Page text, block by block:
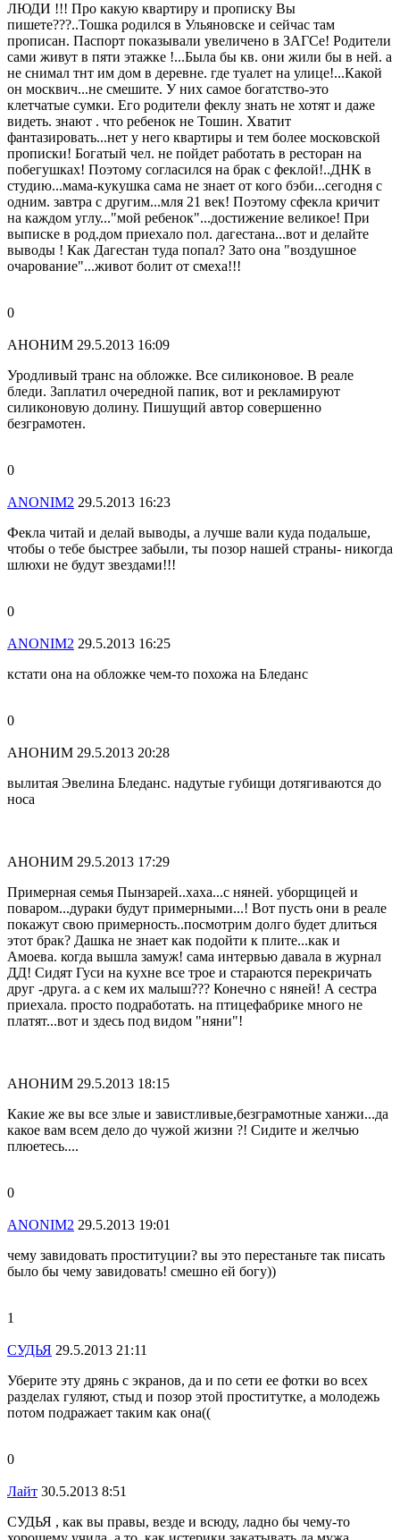
ЛЮДИ !!! Про какую квартиру и прописку Вы
пишете???..Тошка родился в Ульяновске и сейчас там
прописан. Паспорт показывали увеличено в ЗАГСе! Родители
сами живут в пяти этажке !...Была бы кв. они жили бы в ней. а
не снимал тнт им дом в деревне. где туалет на улице!...Какой
он москвич...не смешите. У них самое богатство-это
клетчатые сумки. Его родители феклу знать не хотят и даже
видеть. знают . что ребенок не Тошин. Хватит
фантазировать...нет у него квартиры и тем более московской
прописки! Богатый чел. не пойдет работать в ресторан на
побегушках! Поэтому согласился на брак с феклой!..ДНК в
студию...мама-кукушка сама не знает от кого бэби...сегодня с
одним. завтра с другим...мля 21 век! Поэтому сфекла кричит
на каждом углу..."мой ребенок"...достижение великое! При
выписке в род.дом приехало пол. дагестана...вот и делайте
выводы ! Как Дагестан туда попал? Зато она "воздушное
очарование"...живот болит от смеха!!!
0
АНОНИМ 29.5.2013 16:09
Уродливый транс на обложке. Все силиконовое. В реале
бледи. Заплатил очередной папик, вот и рекламируют
силиконовую долину. Пишущий автор совершенно
безграмотен.
0
ANONIM2 29.5.2013 16:23
Фекла читай и делай выводы, а лучше вали куда подальше,
чтобы о тебе быстрее забыли, ты позор нашей страны- никогда
шлюхи не будут звездами!!!
0
ANONIM2 29.5.2013 16:25
кстати она на обложке чем-то похожа на Бледанс
0
АНОНИМ 29.5.2013 20:28
вылитая Эвелина Бледанс. надутые губищи дотягиваются до
носа
АНОНИМ 29.5.2013 17:29
Примерная семья Пынзарей..хаха...с няней. уборщицей и
поваром...дураки будут примерными...! Вот пусть они в реале
покажут свою примерность..посмотрим долго будет длиться
этот брак? Дашка не знает как подойти к плите...как и
Амоева. когда вышла замуж! сама интервью давала в журнал
ДД! Сидят Гуси на кухне все трое и стараются перекричать
друг -друга. а с кем их малыш??? Конечно с няней! А сестра
приехала. просто подработать. на птицефабрике много не
платят...вот и здесь под видом "няни"!
АНОНИМ 29.5.2013 18:15
Какие же вы все злые и завистливые,безграмотные ханжи...да
какое вам всем дело до чужой жизни ?! Сидите и желчью
плюетесь....
0
ANONIM2 29.5.2013 19:01
чему завидовать проституции? вы это перестаньте так писать
было бы чему завидовать! смешно ей богу))
1
СУДЬЯ 29.5.2013 21:11
Уберите эту дрянь с экранов, да и по сети ее фотки во всех
разделах гуляют, стыд и позор этой проститутке, а молодежь
потом подражает таким как она((
0
Лайт 30.5.2013 8:51
СУДЬЯ , как вы правы, везде и всюду, ладно бы чему-то